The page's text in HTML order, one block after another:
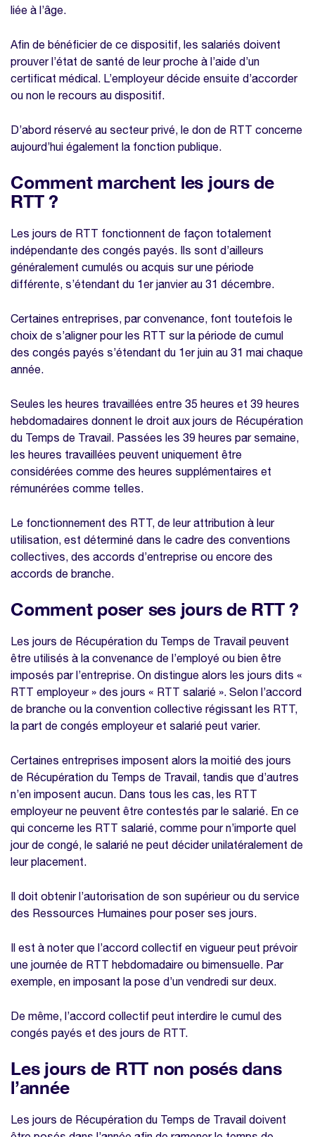
liée à l’âge.
Afin de bénéficier de ce dispositif, les salariés doivent
prouver l’état de santé de leur proche à l’aide d’un
certificat médical. L’employeur décide ensuite d’accorder
ou non le recours au dispositif.
D’abord réservé au secteur privé, le don de RTT concerne
aujourd’hui également la fonction publique.
Comment marchent les jours de
RTT ?
Les jours de RTT fonctionnent de façon totalement
indépendante des congés payés. Ils sont d’ailleurs
généralement cumulés ou acquis sur une période
différente, s’étendant du 1er janvier au 31 décembre.
Certaines entreprises, par convenance, font toutefois le
choix de s’aligner pour les RTT sur la période de cumul
des congés payés s’étendant du 1er juin au 31 mai chaque
année.
Seules les heures travaillées entre 35 heures et 39 heures
hebdomadaires donnent le droit aux jours de Récupération
du Temps de Travail. Passées les 39 heures par semaine,
les heures travaillées peuvent uniquement être
considérées comme des heures supplémentaires et
rémunérées comme telles.
Le fonctionnement des RTT, de leur attribution à leur
utilisation, est déterminé dans le cadre des conventions
collectives, des accords d’entreprise ou encore des
accords de branche.
Comment poser ses jours de RTT ?
Les jours de Récupération du Temps de Travail peuvent
être utilisés à la convenance de l’employé ou bien être
imposés par l’entreprise. On distingue alors les jours dits «
RTT employeur » des jours « RTT salarié ». Selon l’accord
de branche ou la convention collective régissant les RTT,
la part de congés employeur et salarié peut varier.
Certaines entreprises imposent alors la moitié des jours
de Récupération du Temps de Travail, tandis que d’autres
n’en imposent aucun. Dans tous les cas, les RTT
employeur ne peuvent être contestés par le salarié. En ce
qui concerne les RTT salarié, comme pour n’importe quel
jour de congé, le salarié ne peut décider unilatéralement de
leur placement.
Il doit obtenir l’autorisation de son supérieur ou du service
des Ressources Humaines pour poser ses jours.
Il est à noter que l’accord collectif en vigueur peut prévoir
une journée de RTT hebdomadaire ou bimensuelle. Par
exemple, en imposant la pose d’un vendredi sur deux.
De même, l’accord collectif peut interdire le cumul des
congés payés et des jours de RTT.
Les jours de RTT non posés dans
l’année
Les jours de Récupération du Temps de Travail doivent